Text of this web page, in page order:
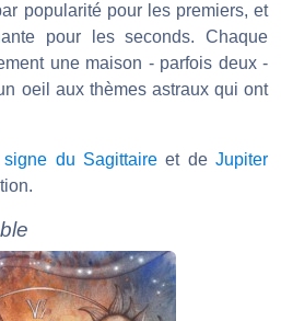
popularité pour les premiers, et
pour les seconds. Chaque
une maison - parfois deux -
oeil aux thèmes astraux qui ont
signe du Sagittaire et deJupiter